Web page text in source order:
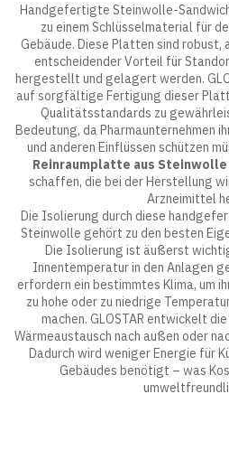
Handgefertigte Steinwolle-
zu einem Schlüsselmaterial für
Gebäude. Diese Platten sind
entscheidender Vorteil für
hergestellt und gelagert werden.
auf sorgfältige Fertigung dieser
Qualitätsstandards zu
Bedeutung, da Pharmaunternehmen
und anderen Einflüssen schützen
Reinraumplatte aus Steinwolle
schaffen, die bei der Herstellung
Arzneimittel
Die Isolierung durch diese
Steinwolle gehört zu den besten
Die Isolierung ist äußerst
Innentemperatur in den Anlagen
erfordern ein bestimmtes Klima, um
zu hohe oder zu niedrige
machen. GLOSTAR entwickelt
Wärmeaustausch nach außen oder
Dadurch wird weniger Energie für
Gebäudes benötigt – was